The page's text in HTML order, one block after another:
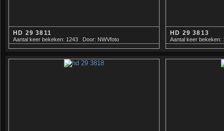
HD 29 3811
Aantal keer bekeken: 1243 Door: NWVfoto
HD 29 3813
Aantal keer bekeken: